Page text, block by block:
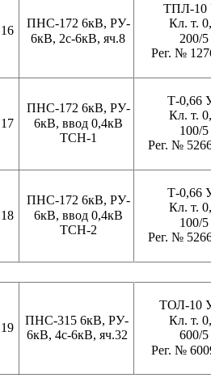
16
ПНС-172 6кВ, РУ-
6кВ, 2с-6кВ, яч.8
ТПЛ-10
Кл. т.
200/5
Рег. №
17
ПНС-172 6кВ, РУ-
6кВ, ввод 0,4кВ
ТСН-1
Т-0,66
Кл. т.
100/5
Рег. №
18
ПНС-172 6кВ, РУ-
6кВ, ввод 0,4кВ
ТСН-2
Т-0,66
Кл. т.
100/5
Рег. №
19
ПНС-315 6кВ, РУ-
6кВ, 4с-6кВ, яч.32
ТОЛ-10
Кл. т.
600/5
Рег. №